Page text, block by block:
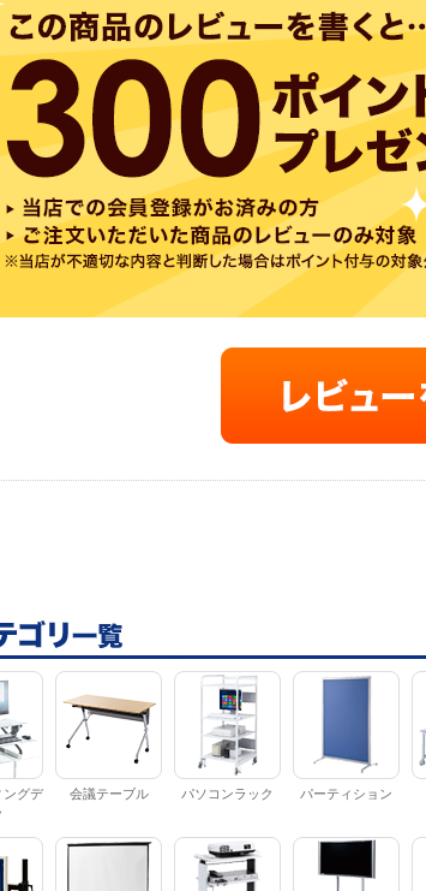
ングデ
会議テーブル パソコンラック パーティション